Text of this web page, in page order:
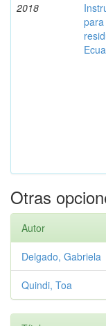
2018
Otras
Autor
Delgado, Gabriela
Quindi, Toa